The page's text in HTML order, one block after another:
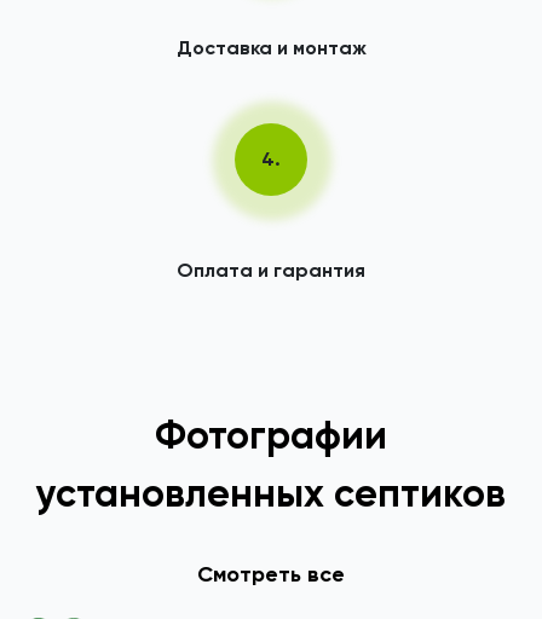
Доставка и монтаж
4.
Оплата и гарантия
Фотографии
установленных септиков
Смотреть все